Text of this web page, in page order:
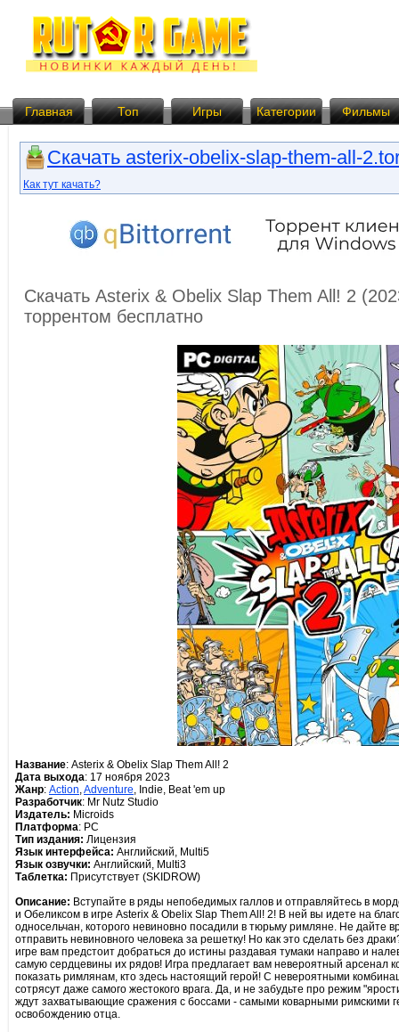
Главная Топ Игры Категории Фильмы
Скачать asterix-obelix-slap-them-all-
Как тут качать?
Скачать Asterix & Obelix Slap Them All! 2
торрентом бесплатно
Название: Asterix & Obelix Slap Them All! 2
Дата выхода: 17 ноября 2023
Жанр: Action,Adventure, Indie, Beat 'em up
Разработчик: Mr Nutz Studio
Издатель: Microids
Платформа: PC
Тип издания: Лицензия
Язык интерфейса: Английский, Multi5
Язык озвучки: Английский, Multi3
Таблетка: Присутствует (SKIDROW)
Описание: Вступайте в ряды непобедимых галлов и отправляйтесь в
и Обеликсом в игре Asterix & Obelix Slap Them All! 2! В ней вы идете на
односельчан, которого невиновно посадили в тюрьму римляне. Не дайте
отправить невиновного человека за решетку! Но как это сделать без
игре вам предстоит добраться до истины раздавая тумаки направо и
самую сердцевины их рядов! Игра предлагает вам невероятный арсенал
показать римлянам, кто здесь настоящий герой! С невероятными
сотрясут даже самого жестокого врага. Да, и не забудьте про режим
ждут захватывающие сражения с боссами - самыми коварными римскими
освобождению отца.